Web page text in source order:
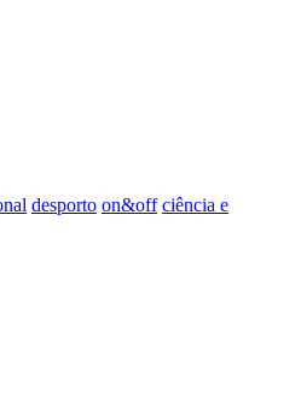
desporto on&off ciência e